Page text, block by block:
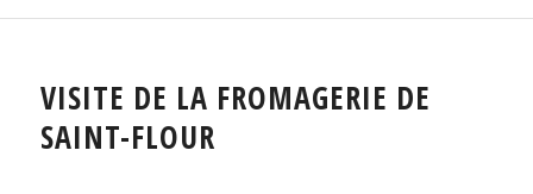
VISITE DE LA FROMAGERIE DE
SAINT-FLOUR